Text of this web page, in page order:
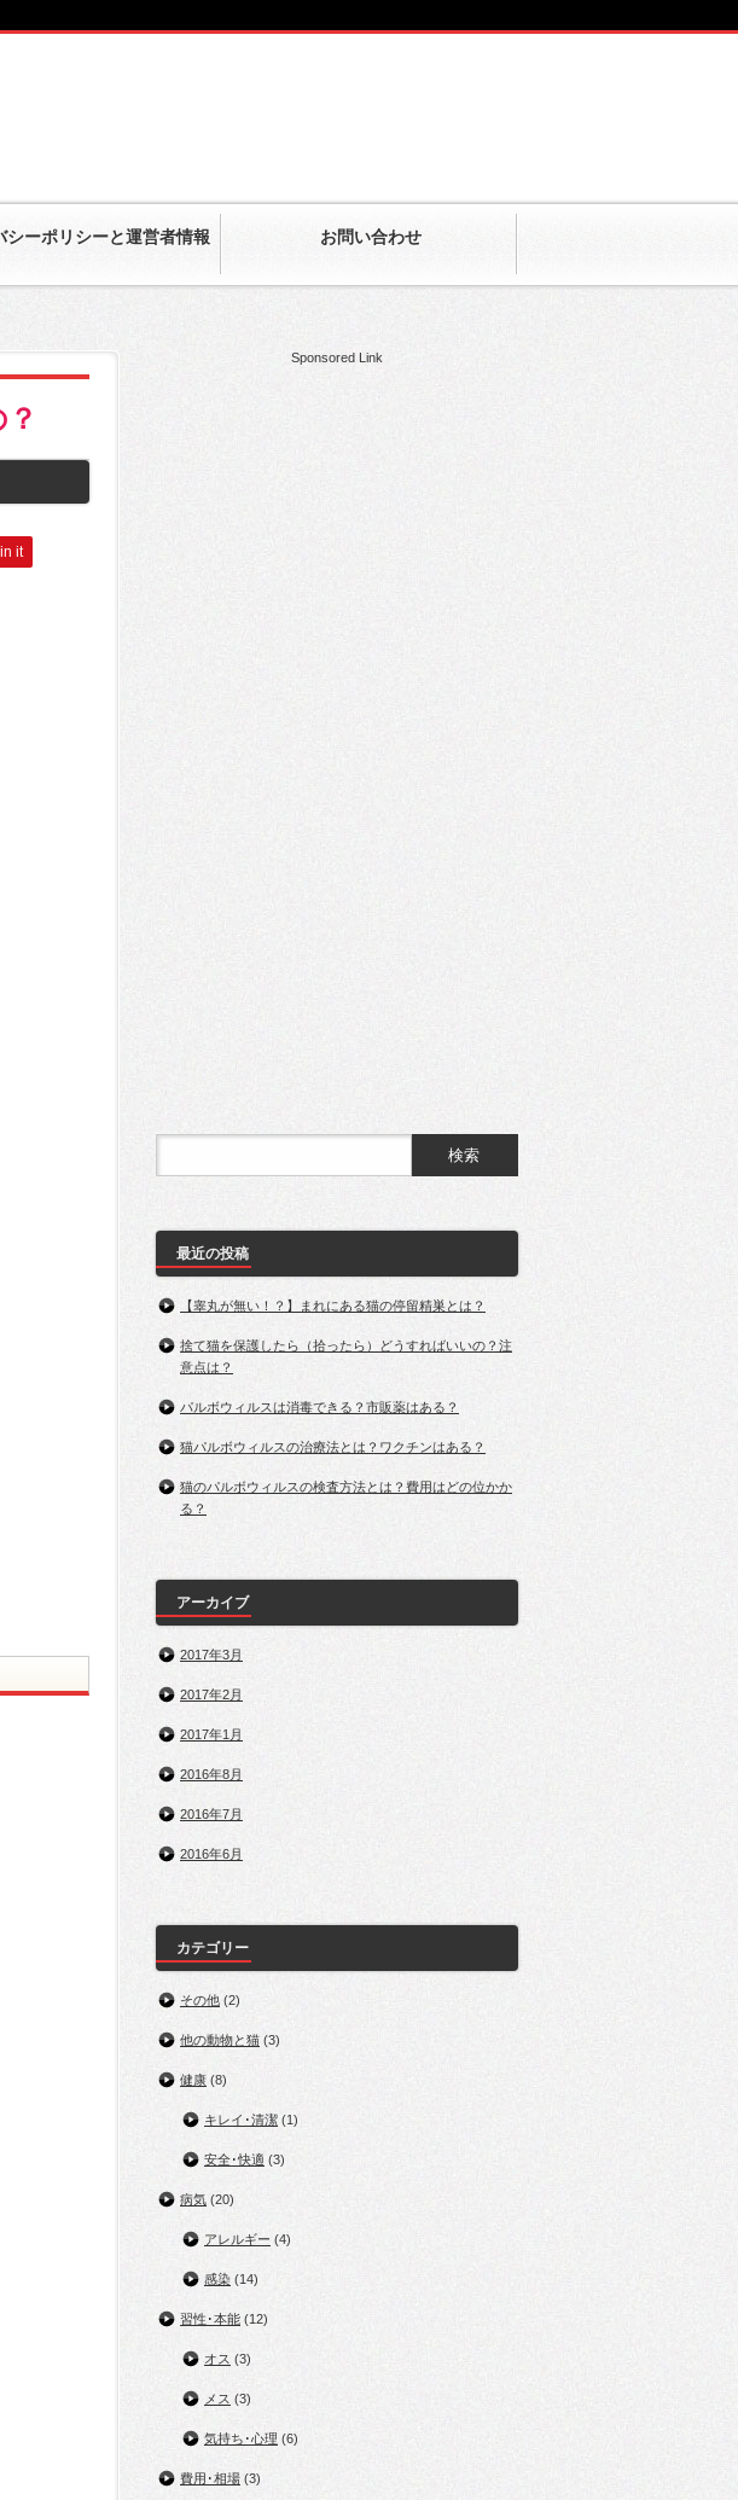
シーポリシーと運営者情報 お問い合わせ
it
Sponsored Link
最近の投稿
【睾丸が無い！？】まれにある猫の停留精巣とは？
捨て猫を保護したら（拾ったら）どうすればいいの？注
意点は？
パルボウィルスは消毒できる？市販薬はある？
猫パルボウィルスの治療法とは？ワクチンはある？
猫のパルボウィルスの検査方法とは？費用はどの位かか
る？
アーカイブ
2017年3月
2017年2月
2017年1月
2016年8月
2016年7月
2016年6月
カテゴリー
その他 (2)
他の動物と猫 (3)
健康 (8)
キレイ･清潔 (1)
安全･快適 (3)
病気 (20)
アレルギー (4)
感染 (14)
習性･本能 (12)
オス (3)
メス (3)
気持ち･心理 (6)
費用･相場 (3)